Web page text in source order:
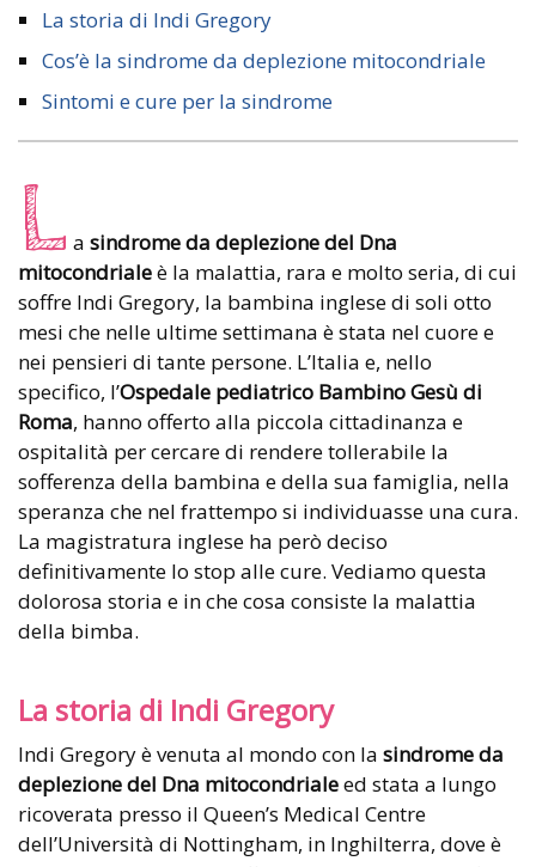
La storia di Indi Gregory
Cos’è la sindrome da deplezione mitocondriale
Sintomi e cure per la sindrome
L a sindrome da deplezione del Dna
mitocondrialeè la malattia, rara e molto seria, di cui
soffre Indi Gregory, la bambina inglese di soli otto
mesi che nelle ultime settimana è stata nel cuore e
nei pensieri di tante persone. L’Italia e, nello
specifico, l’Ospedale pediatrico Bambino Gesù di
Roma, hanno offerto alla piccola cittadinanza e
ospitalità per cercare di rendere tollerabile la
sofferenza della bambina e della sua famiglia, nella
speranza che nel frattempo si individuasse una cura.
La magistratura inglese ha però deciso
definitivamente lo stop alle cure. Vediamo questa
dolorosa storia e in che cosa consiste la malattia
della bimba.
La storia di Indi Gregory
Indi Gregory è venuta al mondo con la sindrome da
deplezione del Dna mitocondrialeed stata a lungo
ricoverata presso il Queen’s Medical Centre
dell’Università di Nottingham, in Inghilterra, dove è